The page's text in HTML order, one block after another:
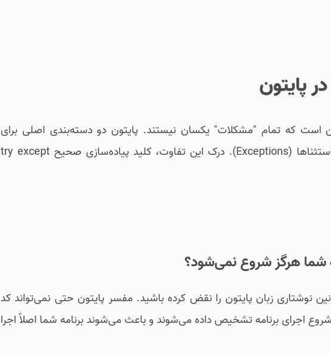
پایتون
است که تمام "مشکلات" یکسان نیستند. پایتون دو دسته‌بندی اصلی برای
مشکلات برنامه دارد: خطاهای سینتکس (Syntax Errors) و استثناها (Exceptions). درک این تفاوت، کلید پیاده‌سازی صحیح try except
زبان پایتون را نقض کرده باشید. مفسر پایتون حتی نمی‌تواند کد
شروع اجرای برنامه تشخیص داده می‌شوند و باعث می‌شوند برنامه شما اصلاً اجرا